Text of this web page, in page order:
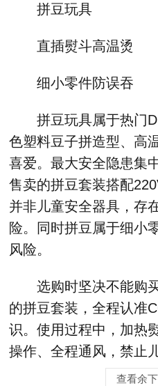
拼豆玩具
直插熨斗高温烫
细小零件防误吞
拼豆玩具属于热门
色塑料豆子拼造型、高
喜爱。最大安全隐患集
售卖的拼豆套装搭配
并非儿童安全器具，存
险。同时拼豆属于细小
风险。
选购时坚决不能购
的拼豆套装，全程认准
识。使用过程中，加热
操作、全程通风，禁止
查看余